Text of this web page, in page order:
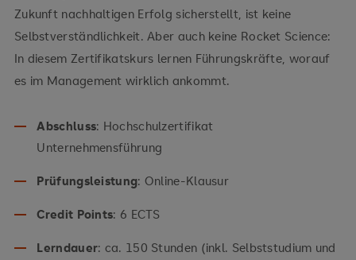
Zukunft nachhaltigen Erfolg sicherstellt, ist keine
Selbstverständlichkeit. Aber auch keine Rocket Science:
In diesem Zertifikatskurs lernen Führungskräfte, worauf
es im Management wirklich ankommt.
Abschluss: Hochschulzertifikat
Unternehmensführung
Prüfungsleistung: Online-Klausur
Credit Points: 6 ECTS
Lerndauer: ca. 150 Stunden (inkl. Selbststudium und